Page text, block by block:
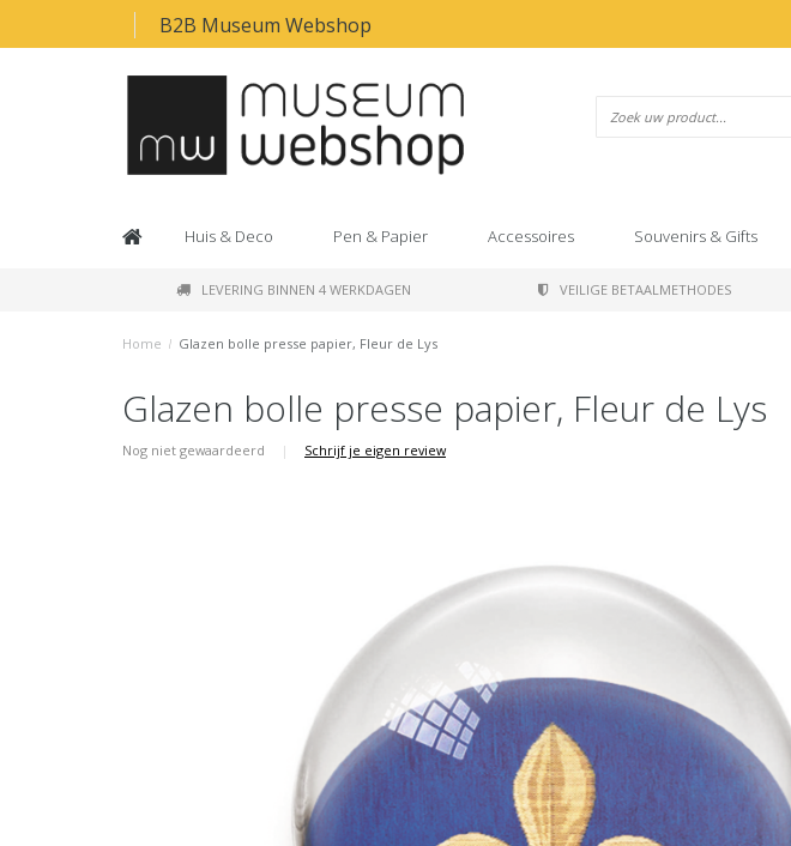
B2B Museum Webshop
Huis & Deco Pen & Papier Accessoires Souvenirs & Gifts
LEVERING BINNEN 4 WERKDAGEN VEILIGE BETAALMETHODES
Home / Glazen bolle presse papier, Fleur de Lys
Glazen bolle presse papier, Fleur de Lys
Nog niet gewaardeerd | Schrijf je eigen review